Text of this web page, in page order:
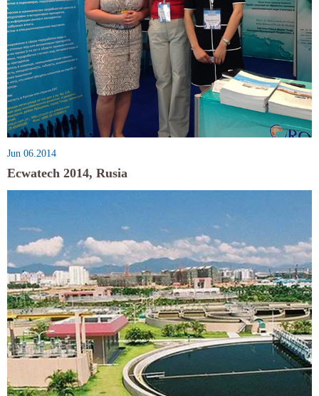
Jun 06.2014
Ecwatech 2014, Rusia